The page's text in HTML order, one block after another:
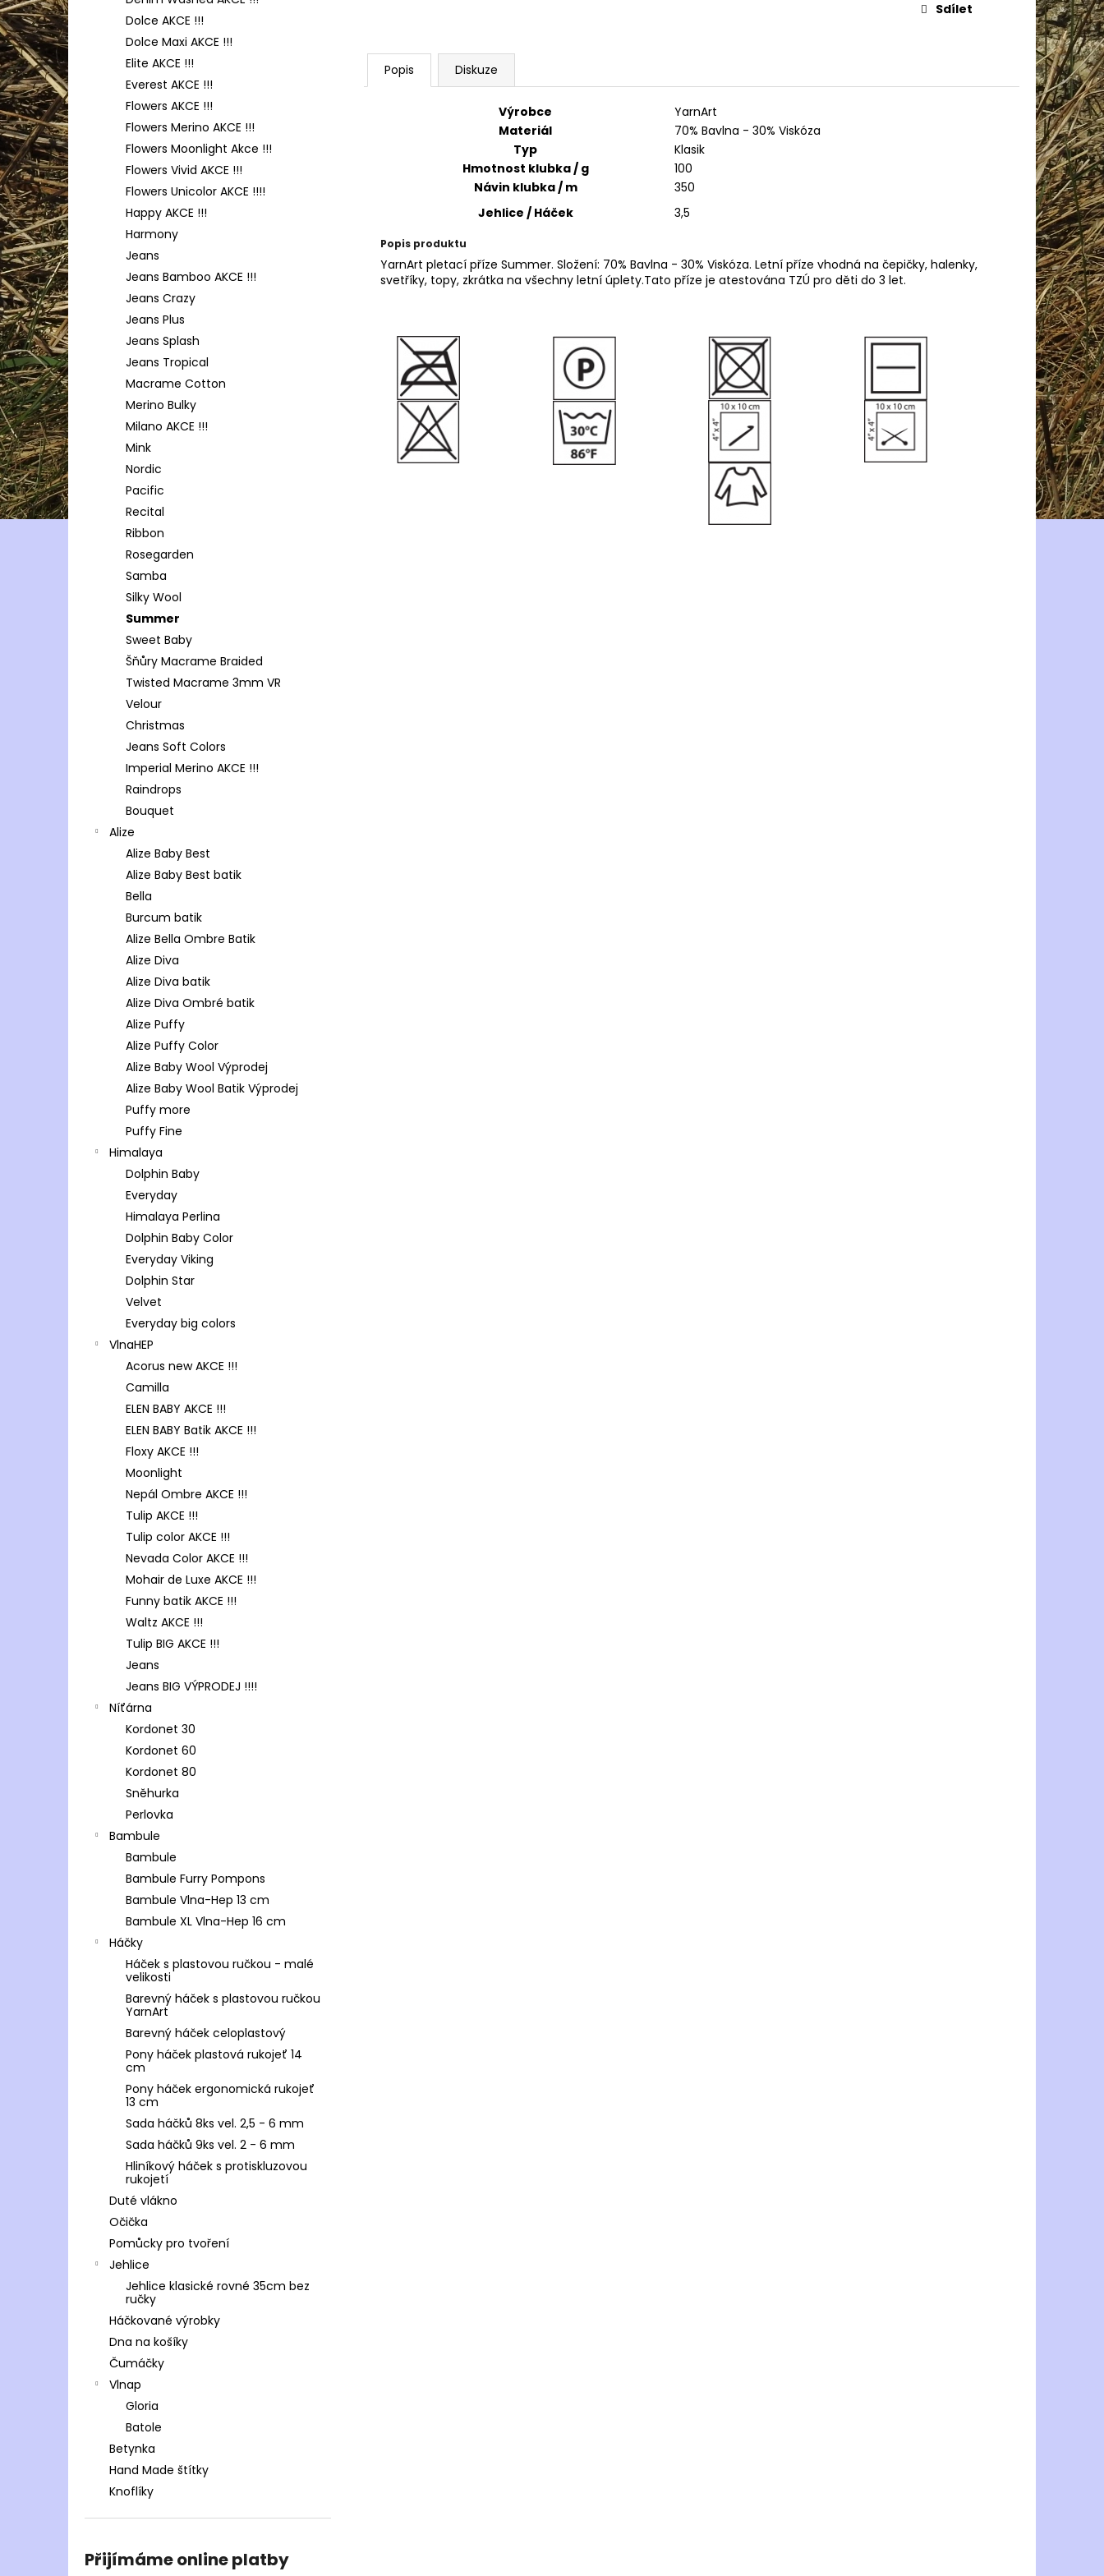
l
Dolce AKCE !!!
Dolce Maxi AKCE !!!
Elite AKCE !!!
Everest AKCE !!!
Flowers AKCE !!!
Flowers Merino AKCE !!!
Flowers Moonlight Akce !!!
Flowers Vivid AKCE !!!
Flowers Unicolor AKCE !!!!
Happy AKCE !!!
Harmony
Jeans
Jeans Bamboo AKCE !!!
Jeans Crazy
Jeans Plus
Jeans Splash
Jeans Tropical
Macrame Cotton
Merino Bulky
Milano AKCE !!!
Mink
Nordic
Pacific
Recital
Ribbon
Rosegarden
Samba
Silky Wool
Summer
Sweet Baby
Šňůry Macrame Braided
Twisted Macrame 3mm VR
Velour
Christmas
Jeans Soft Colors
Imperial Merino AKCE !!!
Raindrops
Bouquet
Alize
Alize Baby Best
Alize Baby Best batik
Bella
Burcum batik
Alize Bella Ombre Batik
Alize Diva
Alize Diva batik
Alize Diva Ombré batik
Alize Puffy
Alize Puffy Color
Alize Baby Wool Výprodej
Alize Baby Wool Batik Výprodej
Puffy more
Puffy Fine
Himalaya
Dolphin Baby
Everyday
Himalaya Perlina
Dolphin Baby Color
Everyday Viking
Dolphin Star
Velvet
Everyday big colors
VlnaHEP
Acorus new AKCE !!!
Camilla
ELEN BABY AKCE !!!
ELEN BABY Batik AKCE !!!
Floxy AKCE !!!
Moonlight
Nepál Ombre AKCE !!!
Tulip AKCE !!!
Tulip color AKCE !!!
Nevada Color AKCE !!!
Mohair de Luxe AKCE !!!
Funny batik AKCE !!!
Waltz AKCE !!!
Tulip BIG AKCE !!!
Jeans
Jeans BIG VÝPRODEJ !!!!
Níťárna
Kordonet 30
Kordonet 60
Kordonet 80
Sněhurka
Perlovka
Bambule
Bambule
Bambule Furry Pompons
Bambule Vlna-Hep 13 cm
Bambule XL Vlna-Hep 16 cm
Háčky
Háček s plastovou ručkou - malé
velikosti
Barevný háček s plastovou ručkou
YarnArt
Barevný háček celoplastový
Pony háček plastová rukojeť 14
cm
Pony háček ergonomická rukojeť
13 cm
Sada háčků 8ks vel. 2,5 - 6 mm
Sada háčků 9ks vel. 2 - 6 mm
Hliníkový háček s protiskluzovou
rukojetí
Duté vlákno
Očička
Pomůcky pro tvoření
Jehlice
Jehlice klasické rovné 35cm bez
ručky
Háčkované výrobky
Dna na košíky
Čumáčky
Vlnap
Gloria
Batole
Betynka
Hand Made štítky
Knoflíky
Přijímáme online platby
Sdílet
Popis Diskuze
Výrobce
YarnArt
Materiál
70% Bavlna - 30% Viskóza
Typ
Klasik
Hmotnost klubka / g
100
Návin klubka / m
350
Jehlice / Háček
3,5
Popis produktu
YarnArt pletací příze Summer. Složení: 70% Bavlna - 30% Viskóza. Letní příze vhodná na čepičky, halenky,
svetříky, topy, zkrátka na všechny letní úplety.Tato příze je atestována TZÚ pro děti do 3 let.
TULIP 4010
50 Kč